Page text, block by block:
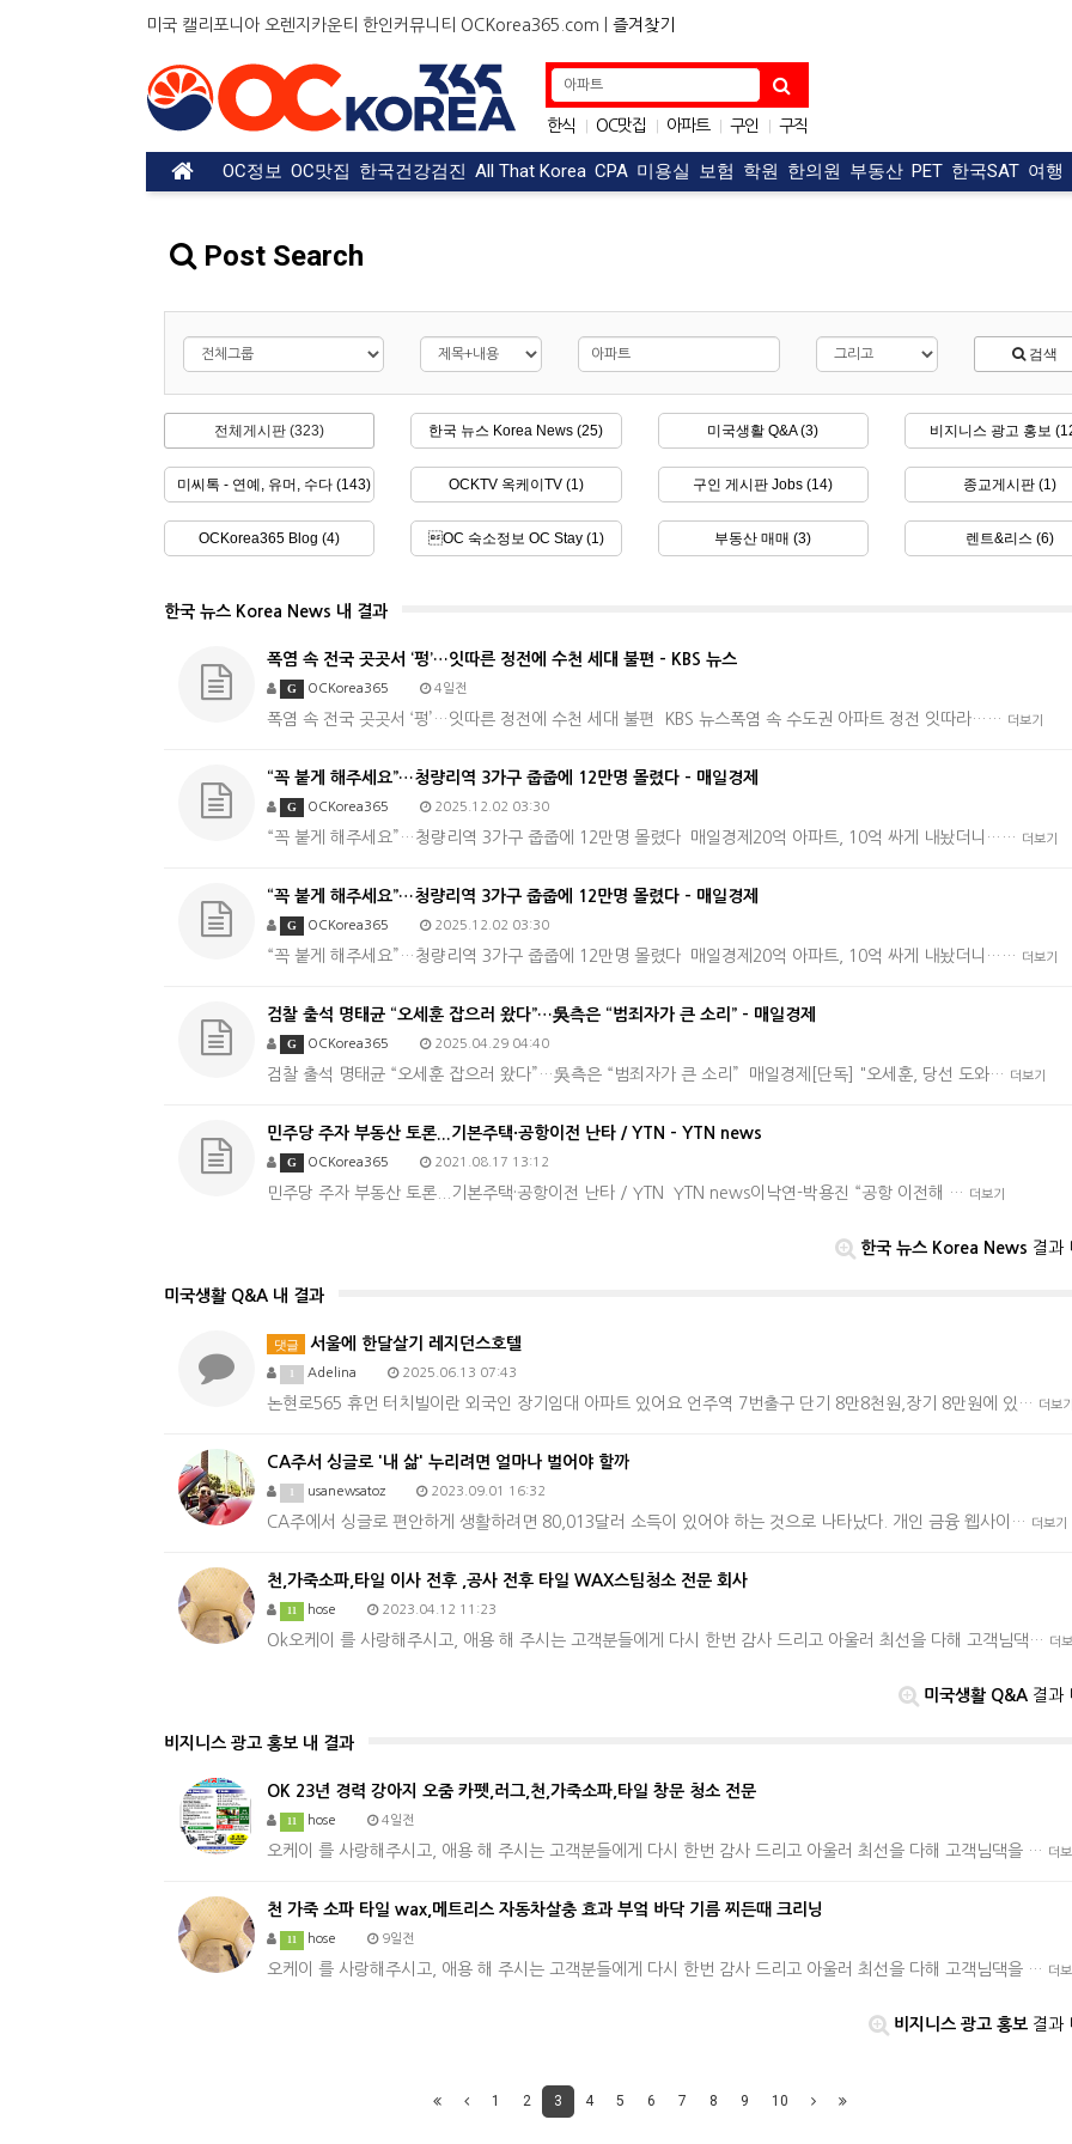
미국 캘리포니아 오렌지카운티 한인커뮤니티 OCKorea365.com | 즐겨찾기
한식 OC맛집 아파트 구인 구직
| 자동차
OC정보 OC맛집 한국건강검진 All That Korea CPA 미용실 보험 학원 한의원 부동산 PET 한국SAT 여행
Post Search
검색
전체게시판 (323) 한국 뉴스 Korea News (25) 미국생활 Q&A (3) 비지니스 광고 홍보
미씨톡 - 연예, 유머, 수다 (143) OCKTV 옥케이TV (1) 구인 게시판 Jobs (14) 종교게시판 (1)
OCKorea365 Blog (4) OC 숙소정보 OC Stay (1) 부동산 매매 (3) 렌트&리스 (6)
한국 뉴스 Korea News 내 결과
폭염 속 전국 곳곳서 ‘펑’…잇따른 정전에 수천 세대 불편 - KBS 뉴스
G OCKorea365 4일전
폭염 속 전국 곳곳서 ‘펑’…잇따른 정전에 수천 세대 불편 KBS 뉴스폭염 속 수도권 아파트 정전 잇따라…… 더보기
“꼭 붙게 해주세요”…청량리역 3가구 줍줍에 12만명 몰렸다 - 매일경제
G OCKorea365 2025.12.02 03:30
“꼭 붙게 해주세요”…청량리역 3가구 줍줍에 12만명 몰렸다 매일경제20억 아파트, 10억 싸게 내놨더니…… 더보기
“꼭 붙게 해주세요”…청량리역 3가구 줍줍에 12만명 몰렸다 - 매일경제
G OCKorea365 2025.12.02 03:30
“꼭 붙게 해주세요”…청량리역 3가구 줍줍에 12만명 몰렸다 매일경제20억 아파트, 10억 싸게 내놨더니…… 더보기
검찰 출석 명태균 “오세훈 잡으러 왔다”…吳측은 “범죄자가 큰 소리” - 매일경제
G OCKorea365 2025.04.29 04:40
검찰 출석 명태균 “오세훈 잡으러 왔다”…吳측은 “범죄자가 큰 소리” 매일경제[단독] "오세훈, 당선 도와… 더보기
민주당 주자 부동산 토론...기본주택·공항이전 난타 / YTN - YTN news
G OCKorea365 2021.08.17 13:12
민주당 주자 부동산 토론...기본주택·공항이전 난타 / YTN YTN news이낙연-박용진 “공항 이전해 … 더보기
한국 뉴스 Korea News 결과
미국생활 Q&A 내 결과
댓글 서울에 한달살기 레지던스호텔
Adelina 2025.06.13 07:43
논현로565 휴먼 터치빌이란 외국인 장기임대 아파트 있어요 언주역 7번출구 단기 8만8천원,장기 8만원에 있… 더보기
CA주서 싱글로 '내 삶' 누리려면 얼마나 벌어야 할까
usanewsatoz 2023.09.01 16:32
CA주에서 싱글로 편안하게 생활하려면 80,013달러 소득이 있어야 하는 것으로 나타났다. 개인 금융 웹사이… 더보기
천,가죽소파,타일 이사 전후 ,공사 전후 타일 WAX스팀청소 전문 회사
11 hose 2023.04.12 11:23
Ok오케이 를 사랑해주시고, 애용 해 주시는 고객분들에게 다시 한번 감사 드리고 아울러 최선을 다해 고객님댁… 더
미국생활 Q&A 결과
비지니스 광고 홍보 내 결과
OK 23년 경력 강아지 오줌 카펫,러그,천,가죽소파,타일 창문 청소 전문
11 hose 4일전
오케이 를 사랑해주시고, 애용 해 주시는 고객분들에게 다시 한번 감사 드리고 아울러 최선을 다해 고객님댁을 … 더보
천 가죽 소파 타일 wax,메트리스 자동차살충 효과 부엌 바닥 기름 찌든때 크리닝
11 hose 9일전
오케이 를 사랑해주시고, 애용 해 주시는 고객분들에게 다시 한번 감사 드리고 아울러 최선을 다해 고객님댁을 … 더보
비지니스 광고 홍보 결과
1 2 3 4 5 6 7 8 9 10